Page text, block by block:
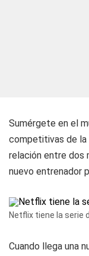
Sumérgete en el
competitivas de la
relación entre dos
nuevo entrenador
Netflix tiene la serie
Cuando llega una